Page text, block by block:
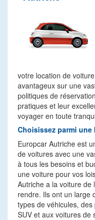
votre location de
avantageux sur une
politiques de
pratiques et leur
voyager en toute
Choisissez parmi
Europcar Autriche est
de voitures avec une
à tous les besoins et
une voiture pour vos
Autriche a la voiture de
rendre. Ils ont un large
types de véhicules,
SUV et aux voitures de